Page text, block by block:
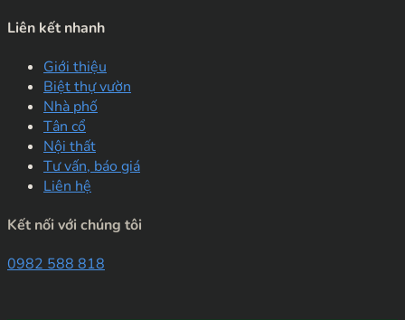
Liên kết nhanh
Giới thiệu
Biệt thự vườn
Nhà phố
Tân cổ
Nội thất
Tư vấn, báo giá
Liên hệ
Kết nối với chúng tôi
0982 588 818